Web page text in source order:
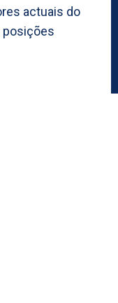
actuais do
posições